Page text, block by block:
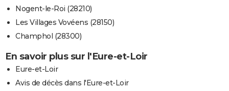
Nogent-le-Roi (28210)
Les Villages Vovéens (28150)
Champhol (28300)
En savoir plus sur l'Eure-et-Loir
Eure-et-Loir
Avis de décès dans l'Eure-et-Loir